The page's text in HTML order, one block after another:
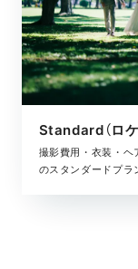
Standard（ロ
撮影費用・衣装・ヘ
のスタンダードプラ